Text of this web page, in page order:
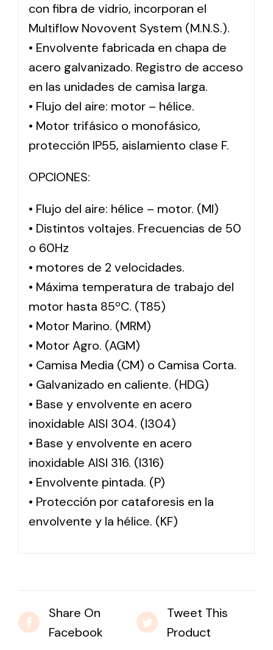
con fibra de vidrio, incorporan el
Multiflow Novovent System (M.N.S.).
• Envolvente fabricada en chapa de
acero galvanizado. Registro de acceso
en las unidades de camisa larga.
• Flujo del aire: motor – hélice.
• Motor trifásico o monofásico,
protección IP55, aislamiento clase F.
OPCIONES:
• Flujo del aire: hélice – motor. (MI)
• Distintos voltajes. Frecuencias de 50
o 60Hz
• motores de 2 velocidades.
• Máxima temperatura de trabajo del
motor hasta 85ºC. (T85)
• Motor Marino. (MRM)
• Motor Agro. (AGM)
• Camisa Media (CM) o Camisa Corta.
• Galvanizado en caliente. (HDG)
• Base y envolvente en acero
inoxidable AISI 304. (I304)
• Base y envolvente en acero
inoxidable AISI 316. (I316)
• Envolvente pintada. (P)
• Protección por cataforesis en la
envolvente y la hélice. (KF)
Share On
Facebook
Tweet This
Product